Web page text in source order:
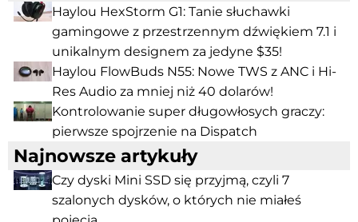
Haylou HexStorm G1: Tanie słuchawki
gamingowe z przestrzennym dźwiękiem 7.1 i
unikalnym designem za jedyne $35!
Haylou FlowBuds N55: Nowe TWS z ANC i Hi-
Res Audio za mniej niż 40 dolarów!
Kontrolowanie super długowłosych graczy:
pierwsze spojrzenie na Dispatch
Najnowsze artykuły
Czy dyski Mini SSD się przyjmą, czyli 7
szalonych dysków, o których nie miałeś